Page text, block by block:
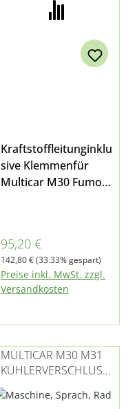
Kraftstoffleitunginklu
sive Klemmenfür
Multicar M30 Fumo
Verkaufspreis:
95,20 €
Regulärer Preis:
142,80 €(33.33% gespart)
Preise inkl. MwSt. zzgl.
Versandkosten
MULTICAR M30 M31
KÜHLERVERSCHLUSS
AUSGLEICHBEHÄLTER
ORIGINAL